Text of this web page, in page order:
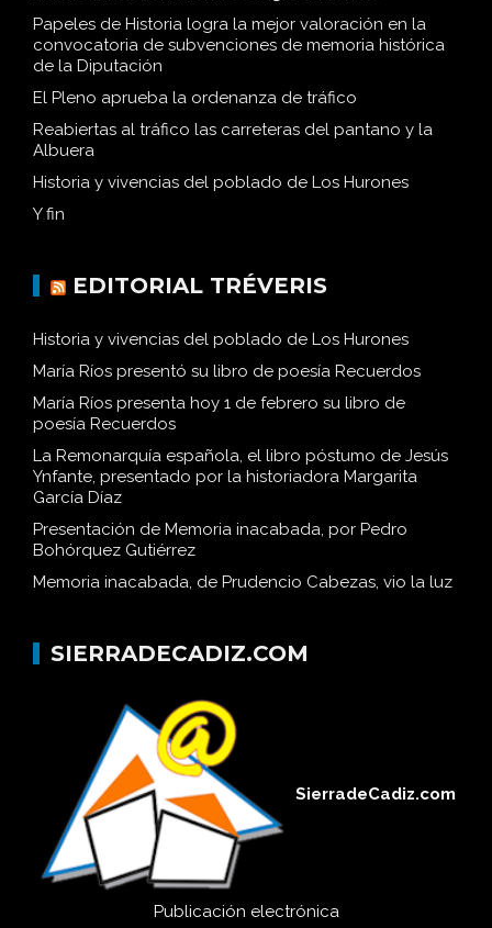
Papeles de Historia logra la mejor valoración en la
convocatoria de subvenciones de memoria histórica
de la Diputación
El Pleno aprueba la ordenanza de tráfico
Reabiertas al tráfico las carreteras del pantano y la
Albuera
Historia y vivencias del poblado de Los Hurones
Y fin
EDITORIAL TRÉVERIS
Historia y vivencias del poblado de Los Hurones
María Ríos presentó su libro de poesía Recuerdos
María Ríos presenta hoy 1 de febrero su libro de
poesía Recuerdos
La Remonarquía española, el libro póstumo de Jesús
Ynfante, presentado por la historiadora Margarita
García Díaz
Presentación de Memoria inacabada, por Pedro
Bohórquez Gutiérrez
Memoria inacabada, de Prudencio Cabezas, vio la luz
SIERRADECADIZ.COM
SierradeCadiz.com
Publicación electrónica